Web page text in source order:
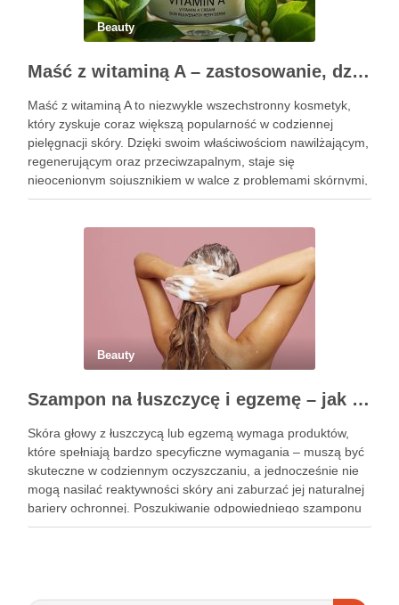
Beauty
Maść z witaminą A – zastosowanie, działanie i bezpieczeństwo stosowania
Maść z witaminą A to niezwykle wszechstronny kosmetyk,
który zyskuje coraz większą popularność w codziennej
pielęgnacji skóry. Dzięki swoim właściwościom nawilżającym,
regenerującym oraz przeciwzapalnym, staje się
nieocenionym sojusznikiem w walce z problemami skórnymi,
takimi jak zmarszczki, trądzik czy podrażnienia. Jej działanie
Beauty
Szampon na łuszczycę i egzemę – jak świadomie dobierać produkty przy wrażliwej skórze głowy?
Skóra głowy z łuszczycą lub egzemą wymaga produktów,
które spełniają bardzo specyficzne wymagania – muszą być
skuteczne w codziennym oczyszczaniu, a jednocześnie nie
mogą nasilać reaktywności skóry ani zaburzać jej naturalnej
bariery ochronnej. Poszukiwanie odpowiedniego szamponu
bywa dla wielu pacjentów procesem długim i frustrującym, bo